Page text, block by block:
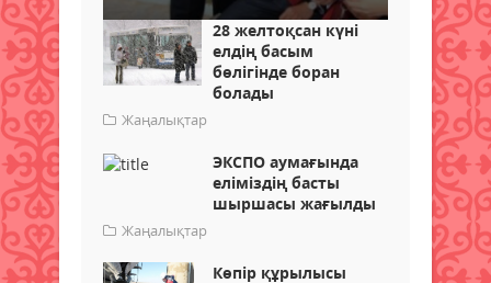
28 желтоқсан күні
елдің басым
бөлігінде боран
болады
Жаңалықтар
ЭКСПО аумағында
еліміздің басты
шыршасы жағылды
Жаңалықтар
Көпір құрылысы